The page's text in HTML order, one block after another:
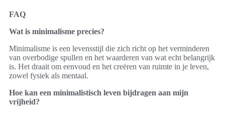
FAQ
Wat is minimalisme precies?
Minimalisme is een levensstijl die zich richt op het verminderen
van overbodige spullen en het waarderen van wat echt belangrijk
is. Het draait om eenvoud en het creëren van ruimte in je leven,
zowel fysiek als mentaal.
Hoe kan een minimalistisch leven bijdragen aan mijn
vrijheid?